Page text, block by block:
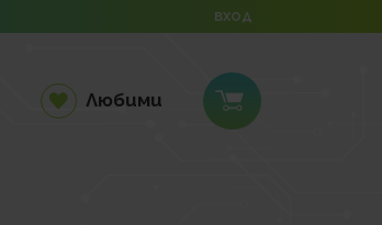
ВХОД
Любими